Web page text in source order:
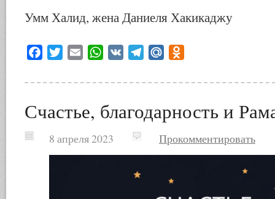
Умм Халид, жена Даниеля Хакикаджу
Facebook
Twitter Email WhatsApp
VK TelegramMail.Ru
Счастье, благодарность и
8 апреля 2023 Прокомментировать